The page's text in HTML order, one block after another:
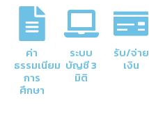
ค่า
ธรรมเนียม
การ
ศึกษา
ระบบ
บัญชี 3
มิติ
รับ/จ่าย
เงิน